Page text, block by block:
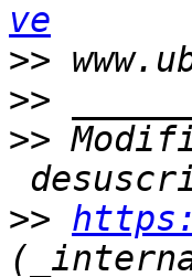
ve
>>
>>
>>
>>